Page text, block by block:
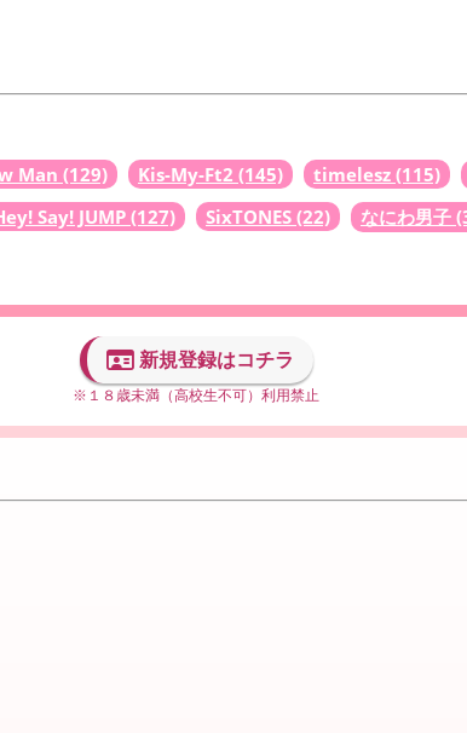
Man (129) Kis-My-Ft2 (145) timelesz (115)
Say! JUMP (127) SixTONES (22) なにわ男子
新規登録はコチラ
※１８歳未満（高校生不可）利用禁止